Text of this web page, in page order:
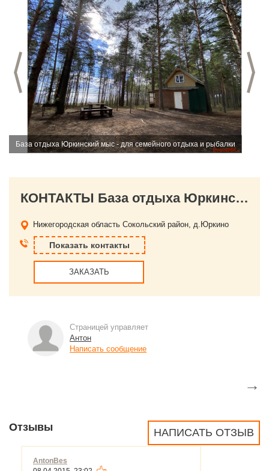
Предыдущий слайд
База отдыха Юркинский мыс - для семейного отдыха и рыбалки
КОНТАКТЫ База отдыха Юркинский мыс - для семейного отдыха и рыбалки
Нижегородская область Сокольский район, д.Юркино
Показать контакты
ЗАКАЗАТЬ
Страницей управляет
Антон
Написать сообщение
→
НАПИСАТЬ ОТЗЫВ
Отзывы
AntonBes